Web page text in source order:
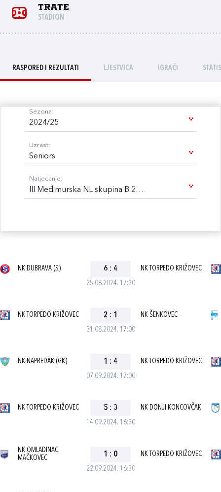
Trate
STADION
RASPORED I REZULTATI LJESTVICA IGRAČI
Sezona:
2024/25
Uzrast:
Seniors
Natjecanje:
III Međimurska NL skupina B 24/25
25.08.2024. 17:30
NK DUBRAVA (S) 6 : 4 NK TORPEDO KRIŽOVEC
31.08.2024. 17:00
NK TORPEDO KRIŽOVEC 2 : 1 NK ŠENKOVEC
07.09.2024. 17:00
NK NAPREDAK (GK) 1 : 4 NK TORPEDO KRIŽOVEC
14.09.2024. 16:30
NK TORPEDO KRIŽOVEC 5 : 3 NK DONJI KONCOVČAK
22.09.2024. 16:30
NK OMLADINAC
MAČKOVEC
1 : 0 NK TORPEDO KRIŽOVEC